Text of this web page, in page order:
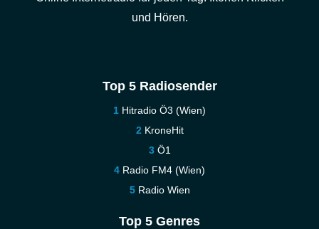
und Hören.
Top 5 Radiosender
Hitradio Ö3 (Wien)
KroneHit
Ö1
Radio FM4 (Wien)
Radio Wien
Top 5 Genres